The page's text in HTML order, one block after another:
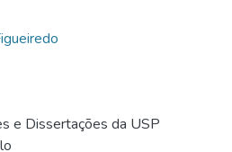
e Dissertações da USP